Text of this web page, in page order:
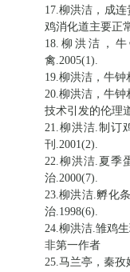
17.柳洪洁，成
鸡消化道主要正
18.柳洪洁，
禽.2005(1).
19.柳洪洁，牛
20.柳洪洁，牛
技术引发的伦理
21.柳洪洁.制订
刊.2001(2).
22.柳洪洁.夏季
治.2000(7).
23.柳洪洁.孵化
治.1998(6).
24.柳洪洁.雏鸡
非第一作者
25.马兰亭，秦